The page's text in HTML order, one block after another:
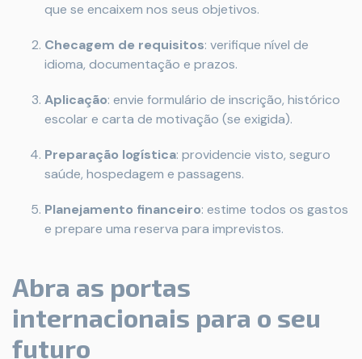
que se encaixem nos seus objetivos.
Checagem de requisitos: verifique nível de
idioma, documentação e prazos.
Aplicação: envie formulário de inscrição, histórico
escolar e carta de motivação (se exigida).
Preparação logística: providencie visto, seguro
saúde, hospedagem e passagens.
Planejamento financeiro: estime todos os gastos
e prepare uma reserva para imprevistos.
Abra as portas
internacionais para o seu
futuro